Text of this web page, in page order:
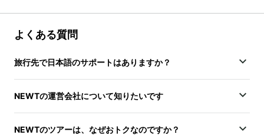
よくある質問
旅行先で日本語のサポートはありますか？
NEWTの運営会社について知りたいです
NEWTのツアーは、なぜおトクなのですか？